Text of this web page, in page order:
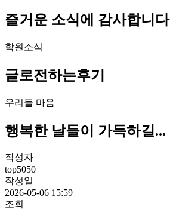
즐거운 소식에 감사합니다
학원소식
글로전하는후기
우리들 마음
행복한 날들이 가득하길...
작성자
top5050
작성일
2026-05-06 15:59
조회